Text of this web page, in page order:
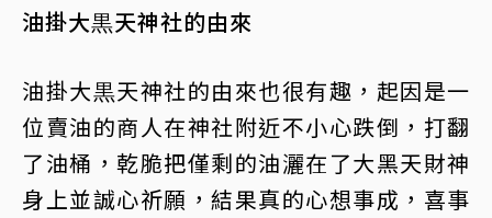
油掛大黒天神社的由來
油掛大黒天神社的由來也很有趣，起因是一
位賣油的商人在神社附近不小心跌倒，打翻
了油桶，乾脆把僅剩的油灑在了大黑天財神
身上並誠心祈願，結果真的心想事成，喜事